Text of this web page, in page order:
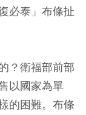
必泰」布條扯
？衛福部前部
以國家為單
的困難。布條